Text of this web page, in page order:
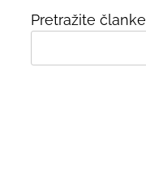
Pretražite članke